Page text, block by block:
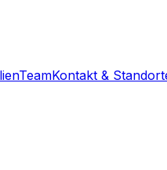
TeamKontakt &